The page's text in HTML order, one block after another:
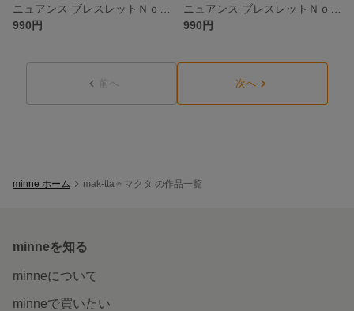
990円
990円
前へ 次へ
minne ホーム mak-tta🔅マクタ の作品一覧
minneを知る
minneについて
minneで買いたい